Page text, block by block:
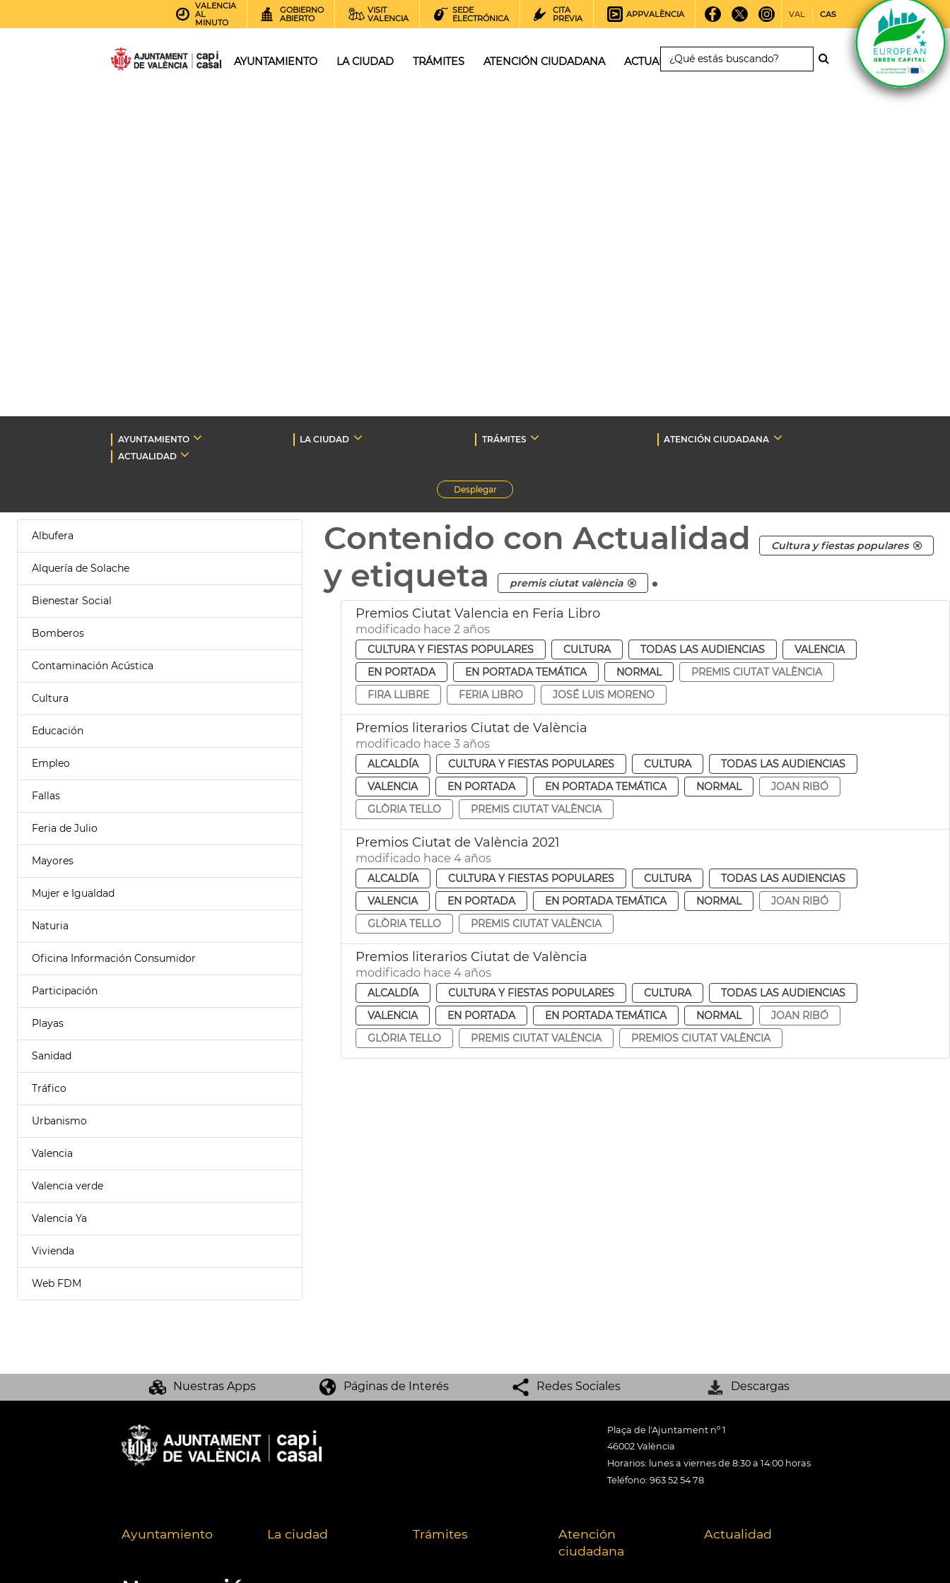
VALENCIA
AL
MINUTO
GOBIERNO
ABIERTO
VISIT
VALENCIA
SEDE
ELECTRÓNICA
CITA
PREVIA
APPVALÈNCIA VAL CAS
AYUNTAMIENTO LA CIUDAD TRÁMITES ATENCIÓN CIUDADANA ACTUALIDAD
AYUNTAMIENTO LA CIUDAD TRÁMITES
ATENCIÓN CIUDADANA
ACTUALIDAD
Desplegar
Albufera
Alquería de Solache
Bienestar Social
Bomberos
Contaminación Acústica
Cultura
Educación
Empleo
Fallas
Feria de Julio
Mayores
Mujer e Igualdad
Naturia
Oficina Información Consumidor
Participación
Playas
Sanidad
Tráfico
Urbanismo
Valencia
Valencia verde
Valencia Ya
Vivienda
Web FDM
Contenido con Actualidad Cultura y fiestas populares
y etiqueta premis ciutat valència .
Premios Ciutat Valencia en Feria Libro
modificado hace 2 años
CULTURA Y FIESTAS POPULARES CULTURA TODAS LAS AUDIENCIAS
VALENCIA
EN PORTADA
EN PORTADA TEMÁTICA NORMAL
PREMIS CIUTAT VALÈNCIA
FIRA LLIBRE
FERIA LIBRO JOSÉ LUIS MORENO
Premios literarios Ciutat de València
modificado hace 3 años
ALCALDÍA CULTURA Y FIESTAS POPULARES CULTURA
TODAS LAS AUDIENCIAS
VALENCIA
EN PORTADA EN PORTADA TEMÁTICA NORMAL
JOAN RIBÓ
GLÒRIA TELLO
PREMIS CIUTAT VALÈNCIA
Premios Ciutat de València 2021
modificado hace 4 años
ALCALDÍA CULTURA Y FIESTAS POPULARES CULTURA
TODAS LAS AUDIENCIAS
VALENCIA
EN PORTADA EN PORTADA TEMÁTICA NORMAL
JOAN RIBÓ
GLÒRIA TELLO
PREMIS CIUTAT VALÈNCIA
Premios literarios Ciutat de València
modificado hace 4 años
ALCALDÍA CULTURA Y FIESTAS POPULARES CULTURA
TODAS LAS AUDIENCIAS
VALENCIA
EN PORTADA EN PORTADA TEMÁTICA NORMAL
JOAN RIBÓ
GLÒRIA TELLO
PREMIS CIUTAT VALÈNCIA PREMIOS CIUTAT VALÈNCIA
Nuestras Apps Páginas de Interés Redes Sociales Descargas
Plaça de l'Ajuntament nº 1
46002 València
Horarios: lunes a viernes de 8:30 a 14:00 horas
Teléfono: 963 52 54 78
Ayuntamiento La ciudad Trámites
Atención
ciudadana
Actualidad